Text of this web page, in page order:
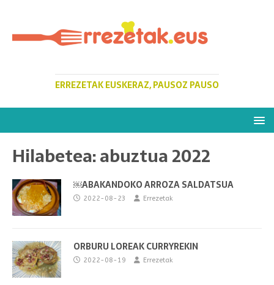
ERREZETAK EUSKERAZ, PAUSOZ PAUSO
Hilabetea:abuztua 2022
￼ABAKANDOKO ARROZA SALDATSUA
2022-08-23 Errezetak
ORBURU LOREAK CURRYREKIN
2022-08-19 Errezetak